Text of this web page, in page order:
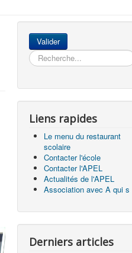
Valider
Liens rapides
Le menu du restaurant
scolaire
Contacter l'école
Contacter l'APEL
Actualités de l'APEL
Association avec A qui s
Derniers articles